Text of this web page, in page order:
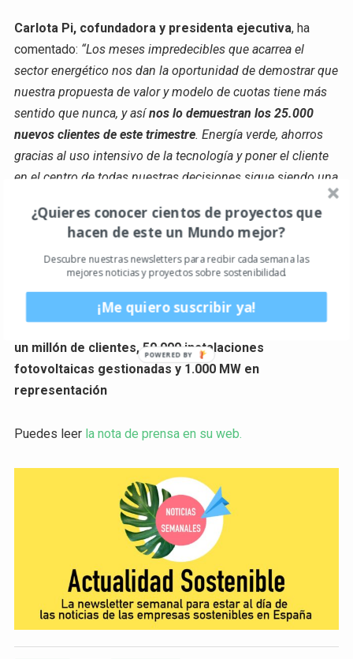
Carlota Pi, cofundadora y presidenta ejecutiva, ha
comentado: “Los meses impredecibles que acarrea el
sector energético nos dan la oportunidad de demostrar que
nuestra propuesta de valor y modelo de cuotas tiene más
sentido que nunca, y asínos lo demuestran los 25.000
nuevos clientes de este trimestre. Energía verde, ahorros
gracias al uso intensivo de la tecnología y poner el cliente
en el centro de todas nuestras decisiones sigue siendo una
compañías instaladoras, Pi apunta que “esta estrategia
nos permite alcanzar un doble objetivo:entregar al cliente
una experiencia excepcional y, a nivel corporativo,
La compañía reitera susobjetivos a final del año 2023:
un millón de clientes, 50.000 instalaciones
fotovoltaicas gestionadas y 1.000 MW en
representación
Puedes leer la nota de prensa en su web.
¿Quieres conocer cientos de proyectos que
hacen de este un Mundo mejor?
Descubre nuestras newsletters para recibir cada semana las
mejores noticias y proyectos sobre sostenibilidad.
¡Me quiero suscribir ya!